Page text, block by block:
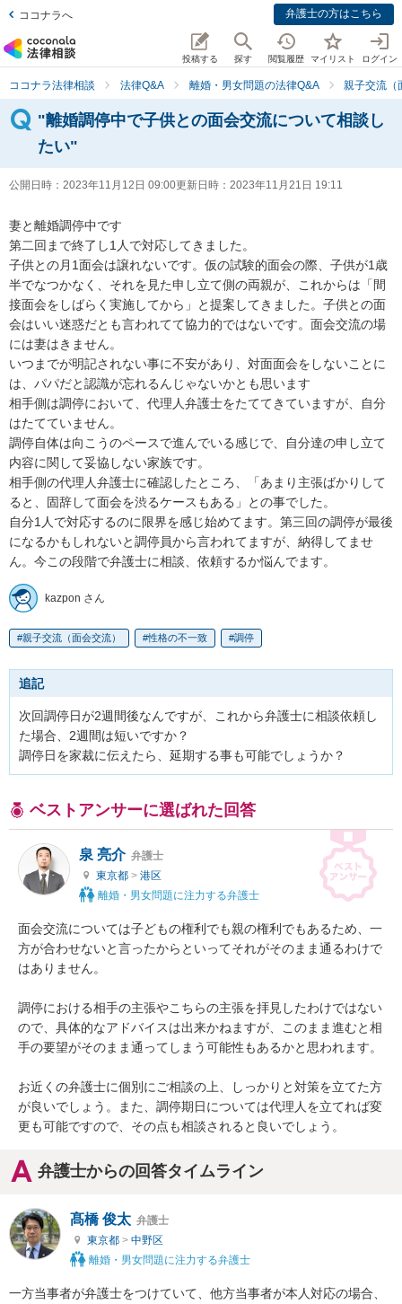
ココナラへ 弁護士の方はこちら
投稿する 探す 閲覧履歴 マイリスト ログイン
ココナラ法律相談 法律Q&A 離婚・男女問題の法律Q&A 親子交流（
"離婚調停中で子供との面会交流について相談し
たい"
公開日時： 2023年11月12日 09:00更新日時： 2023年11月21日 19:11
妻と離婚調停中です
第二回まで終了し1人で対応してきました。
子供との月1面会は譲れないです。仮の試験的面会の際、子供が1歳
半でなつかなく、それを見た申し立て側の両親が、これからは「間
接面会をしばらく実施してから」と提案してきました。子供との面
会はいい迷惑だとも言われてて協力的ではないです。面会交流の場
には妻はきません。
いつまでが明記されない事に不安があり、対面面会をしないことに
は、パパだと認識が忘れるんじゃないかとも思います
相手側は調停において、代理人弁護士をたててきていますが、自分
はたてていません。
調停自体は向こうのペースで進んでいる感じで、自分達の申し立て
内容に関して妥協しない家族です。
相手側の代理人弁護士に確認したところ、「あまり主張ばかりして
ると、固辞して面会を渋るケースもある」との事でした。
自分1人で対応するのに限界を感じ始めてます。第三回の調停が最後
になるかもしれないと調停員から言われてますが、納得してませ
ん。今この段階で弁護士に相談、依頼するか悩んでます。
kazpon さん
親子交流（面会交流） 性格の不一致 調停
追記
次回調停日が2週間後なんですが、これから弁護士に相談依頼し
た場合、2週間は短いですか？
調停日を家裁に伝えたら、延期する事も可能でしょうか？
ベストアンサーに選ばれた回答
泉 亮介 弁護士
東京都 > 港区
離婚・男女問題に注力する弁護士
面会交流については子どもの権利でも親の権利でもあるため、一
方が合わせないと言ったからといってそれがそのまま通るわけで
はありません。
調停における相手の主張やこちらの主張を拝見したわけではない
ので、具体的なアドバイスは出来かねますが、このまま進むと相
手の要望がそのまま通ってしまう可能性もあるかと思われます。
お近くの弁護士に個別にご相談の上、しっかりと対策を立てた方
が良いでしょう。また、調停期日については代理人を立てれば変
更も可能ですので、その点も相談されると良いでしょう。
弁護士からの回答タイムライン
髙橋 俊太 弁護士
東京都 > 中野区
離婚・男女問題に注力する弁護士
一方当事者が弁護士をつけていて、他方当事者が本人対応の場合、